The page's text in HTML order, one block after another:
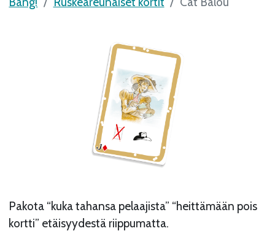
Pakota “kuka tahansa pelaajista” “heittämään pois
kortti” etäisyydestä riippumatta.